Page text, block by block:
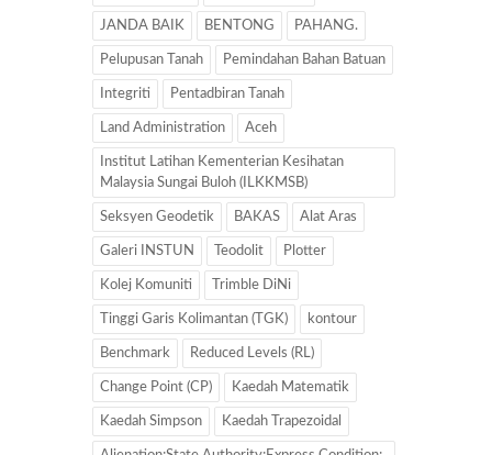
JANDA BAIK BENTONG PAHANG.
Pelupusan Tanah Pemindahan Bahan Batuan
Integriti Pentadbiran Tanah
Land Administration Aceh
Institut Latihan Kementerian Kesihatan
Malaysia Sungai Buloh (ILKKMSB)
Seksyen Geodetik BAKAS Alat Aras
Galeri INSTUN Teodolit Plotter
Kolej Komuniti Trimble DiNi
Tinggi Garis Kolimantan (TGK) kontour
Benchmark Reduced Levels (RL)
Change Point (CP) Kaedah Matematik
Kaedah Simpson Kaedah Trapezoidal